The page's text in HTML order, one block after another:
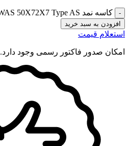
کاسه نمد NBR WAS 50X72X7 Type AS عدد
افزودن به سبد خرید
استعلام قیمت
امکان صدور فاکتور رسمی وجود دارد.